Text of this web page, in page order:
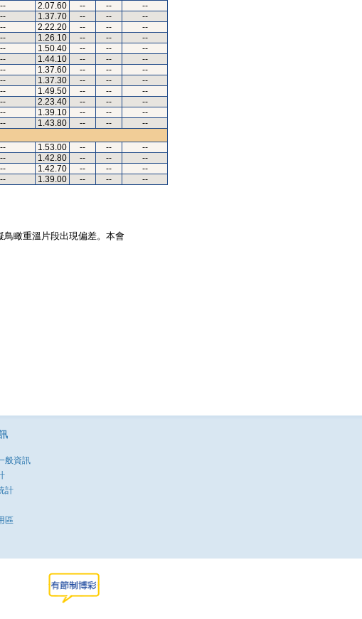
-- 2.07.60 -- --
--
-- 1.37.70 -- --
--
-- 2.22.20 -- --
--
-- 1.26.10 -- --
--
-- 1.50.40 -- --
--
-- 1.44.10 -- --
--
-- 1.37.60 -- --
--
-- 1.37.30 -- --
--
-- 1.49.50 -- --
--
-- 2.23.40 -- --
--
-- 1.39.10 -- --
--
-- 1.43.80 -- --
--
-- 1.53.00 -- --
--
-- 1.42.80 -- --
--
-- 1.42.70 -- --
--
-- 1.39.00 -- -- --
瞰重溫片段出現偏差。本會
般資訊
計
區